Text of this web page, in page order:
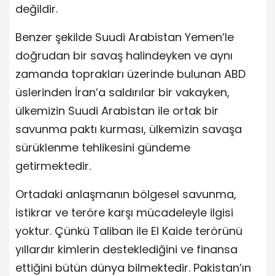
değildir.
Benzer şekilde Suudi Arabistan Yemen’le
doğrudan bir savaş halindeyken ve aynı
zamanda toprakları üzerinde bulunan ABD
üslerinden İran’a saldırılar bir vakayken,
ülkemizin Suudi Arabistan ile ortak bir
savunma paktı kurması, ülkemizin savaşa
sürüklenme tehlikesini gündeme
getirmektedir.
Ortadaki anlaşmanın bölgesel savunma,
istikrar ve teröre karşı mücadeleyle ilgisi
yoktur. Çünkü Taliban ile El Kaide terörünü
yıllardır kimlerin desteklediğini ve finansa
ettiğini bütün dünya bilmektedir. Pakistan’ın